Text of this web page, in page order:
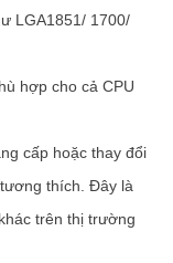
LGA1851/ 1700/
hợp cho cả CPU
cấp hoặc thay đổi
thích. Đây là
trên thị trường